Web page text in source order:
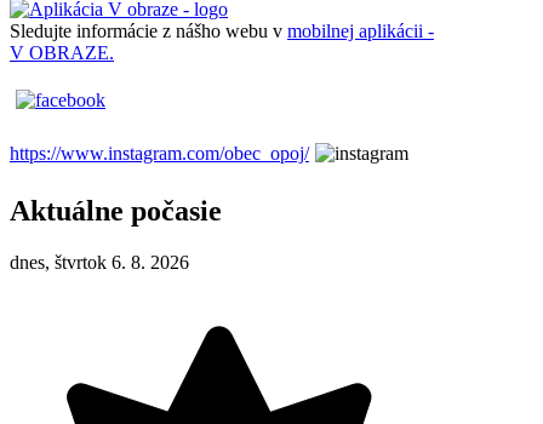
Sledujte informácie z nášho webu v mobilnej aplikácii -
V OBRAZE.
https://www.instagram.com/obec_opoj/
Aktuálne počasie
dnes, štvrtok 6. 8. 2026